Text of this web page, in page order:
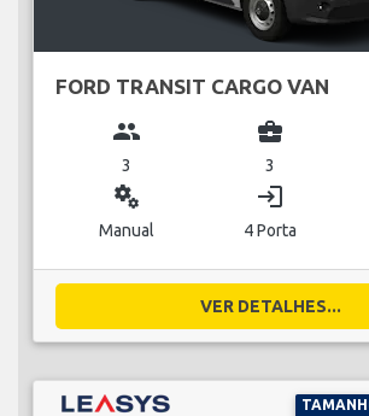
FORD TRANSIT CARGO VAN
group
3
business_center
3
miscellaneous_services
Manual
login
4 Porta
VER DETALHES...